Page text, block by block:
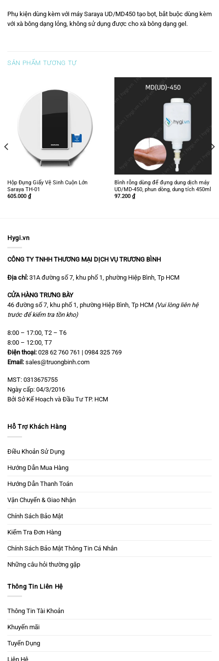
Phụ kiện dùng kèm với máy Saraya UD/MD450 tạo bọt, bắt buộc dùng kèm
với xà bông dạng lỏng, không sử dụng được cho xà bông dạng gel.
SẢN PHẨM TƯƠNG TỰ
Hộp Đựng Giấy Vệ Sinh Cuộn Lớn
Saraya TH-01
605.000 ₫
Bình rỗng dùng để đựng dung dịch máy
UD/MD-450, phun dòng, dung tích 450ml
97.200 ₫
Hygi.vn
CÔNG TY TNHH THƯƠNG MẠI DỊCH VỤ TRƯƠNG BÌNH
Địa chỉ: 31A đường số 7, khu phố 1, phường Hiệp Bình, Tp HCM
CỬA HÀNG TRƯNG BÀY
46 đường số 7, khu phố 1, phường Hiệp Bình, Tp HCM (Vui lòng liên hệ
trước để kiểm tra tồn kho)
8:00 – 17:00, T2 – T6
8:00 – 12:00, T7
Điện thoại: 028 62 760 761 | 0984 325 769
Email: sales@truongbinh.com
MST: 0313675755
Ngày cấp: 04/3/2016
Bởi Sở Kế Hoạch và Đầu Tư TP. HCM
Hỗ Trợ Khách Hàng
Điều Khoản Sử Dụng
Hướng Dẫn Mua Hàng
Hướng Dẫn Thanh Toán
Vận Chuyển & Giao Nhận
Chính Sách Bảo Mật
Kiểm Tra Đơn Hàng
Chính Sách Bảo Mật Thông Tin Cá Nhân
Những câu hỏi thường gặp
Thông Tin Liên Hệ
Thông Tin Tài Khoản
Khuyến mãi
Tuyển Dụng
Liên Hệ